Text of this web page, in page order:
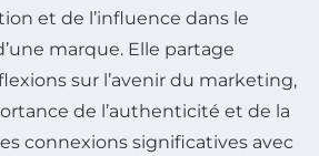
et de l’influence dans le
marque. Elle partage
sur l’avenir du marketing,
de l’authenticité et de la
connexions significatives avec